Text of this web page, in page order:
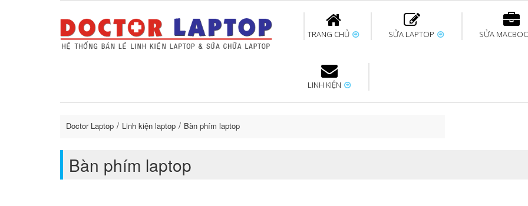
TRANG CHỦ SỬA LAPTOP
Sửa Laptop uy tín Thay bàn phím Thay màn hình Thay Pin
SỬA
Sửa Macbook uy tín Thay pin Macbook Thay màn hình
Thay pin Surface Sửa Surface không
LINH KIỆN
Doctor Laptop Linh kiện laptop Bàn phím laptop
Bàn phím laptop